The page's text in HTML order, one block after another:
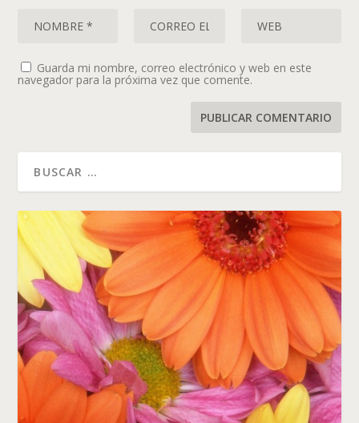
Guarda mi nombre, correo electrónico y web en este
navegador para la próxima vez que comente.